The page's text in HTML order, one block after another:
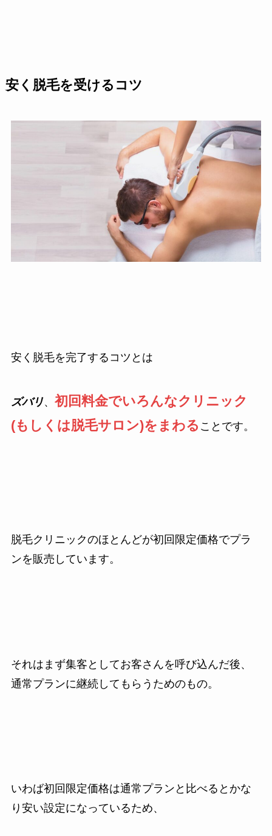
安く脱毛を受けるコツ
安く脱毛を完了するコツとは
ズバリ、 初回料金でいろんなクリニック
(もしくは脱毛サロン)をまわる ことです。
脱毛クリニックのほとんどが初回限定価格でプラ
ンを販売しています。
それはまず集客としてお客さんを呼び込んだ後、
通常プランに継続してもらうためのもの。
いわば初回限定価格は通常プランと比べるとかな
り安い設定になっているため、